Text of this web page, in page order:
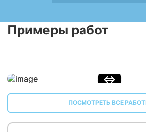
Примеры работ
ПОСМОТРЕТЬ ВСЕ